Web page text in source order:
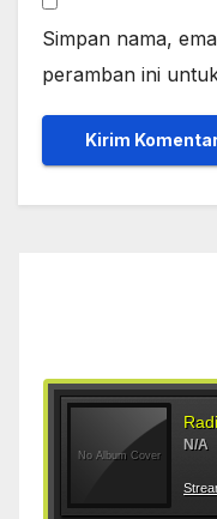
Simpan nama,
peramban ini